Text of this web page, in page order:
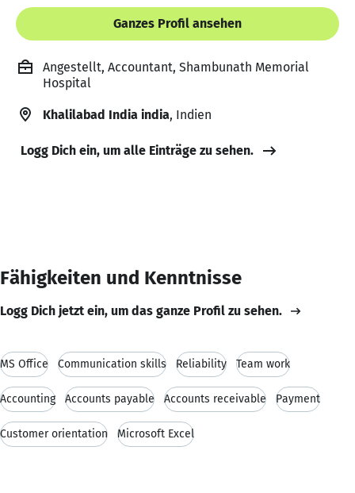
Ganzes Profil ansehen
Angestellt, Accountant, Shambunath Memorial
Hospital
Khalilabad India india, Indien
Logg Dich ein, um alle Einträge zu sehen.
Fähigkeiten und Kenntnisse
Logg Dich jetzt ein, um das ganze Profil zu sehen.
MS Office Communication skills Reliability Team work
Accounting Accounts payable Accounts receivable Payment
Customer orientation Microsoft Excel